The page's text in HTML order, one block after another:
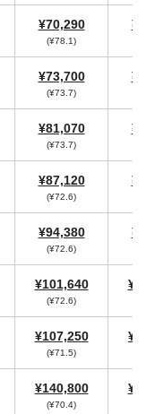
¥70,290
(¥78.1)
¥73,700
(¥73.7)
¥81,070
(¥73.7)
¥87,120
(¥72.6)
¥94,380
(¥72.6)
¥101,640
(¥72.6)
¥107,250
(¥71.5)
¥140,800
(¥70.4)